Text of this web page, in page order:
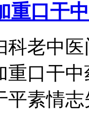
重口干中
科老中
重口干
平素情